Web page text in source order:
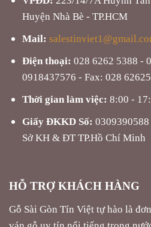
Huyện Nhà Bè - TP.HCM
Mail:
Điện thoại: 028 6262 5388 -
0918437576 - Fax: 028
Thời gian làm việc: 8:00 -
Giấy ĐKKD Số:
Sở KH & ĐT TP.Hồ Chí Minh
HỖ TRỢ KHÁCH HÀNG
Gỗ Sài Gòn Tín Việt tự hào là
ván gỗ uy tín nổi tiếng trong